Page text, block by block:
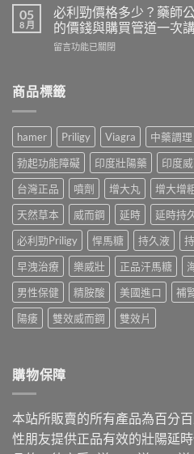
用
PEDT
表
教
斷，
別
再
自
己
嚇
自
己〉
中
騙
頻
傳！
藥
身
解
假
貨
手
法，
教
你
4
招
安
全
買
到
正
陽
藥
推
薦
師
比
較
威
而
鋼、
犀
利
士、
必
利
勁
與
雙
效
藥，
適
中
05
8 月
必利勁價格多少？藥師
的價錢與購買管道一次
在
勁
價
多
少？
藥
師
公
開
行
情：
dcard
網
友
最
常
問
的
購
道
一
次
留言功能已關閉
商品標籤
hamer Priligy Viagra 中藥調理
勃起功能障礙
印度壯陽藥 印度
台灣正品
噴劑 增大丸 增大增
天然草本
威而鋼 延時 延時持久
必利勁Priligy
悍馬糖 持久液
早洩治療
樂威壯 正品汗馬糖
男性保健
精胺酸 美國進口 補
陽痿
雙效威而鋼 雙效片
購物保障
本站所販賣的所有產品為百分
性朋友提供正品有效的壯陽延